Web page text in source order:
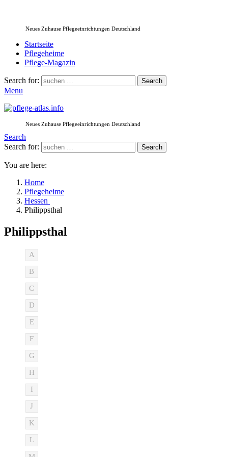
Neues Zuhause Pflegeeinrichtungen Deutschland
Startseite
Pflegeheime
Pflege-Magazin
Search for: Search
Menu
Neues Zuhause Pflegeeinrichtungen Deutschland
Search
Search for:
Search
You are here:
Home
Pflegeheime
Hessen
Philippsthal
Philippsthal
A
B
C
D
E
F
G
H
I
J
K
L